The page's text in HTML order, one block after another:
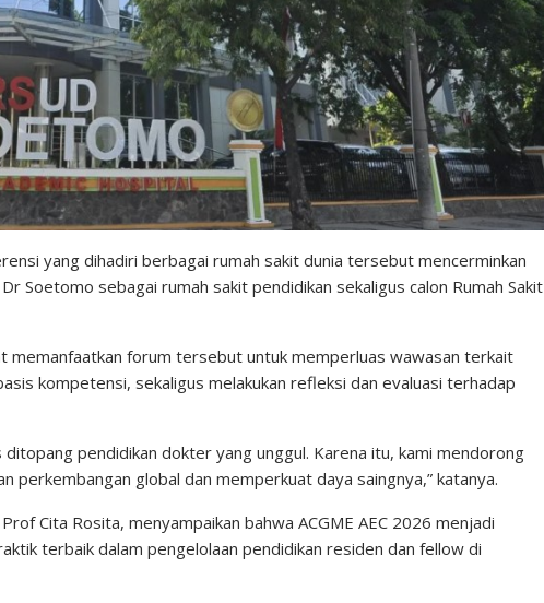
yang dihadiri berbagai rumah sakit dunia tersebut mencerminkan
Soetomo sebagai rumah sakit pendidikan sekaligus calon Rumah Sakit
memanfaatkan forum tersebut untuk memperluas wawasan terkait
kompetensi, sekaligus melakukan refleksi dan evaluasi terhadap
ditopang pendidikan dokter yang unggul. Karena itu, kami mendorong
perkembangan global dan memperkuat daya saingnya,” katanya.
Cita Rosita, menyampaikan bahwa ACGME AEC 2026 menjadi
terbaik dalam pengelolaan pendidikan residen dan fellow di